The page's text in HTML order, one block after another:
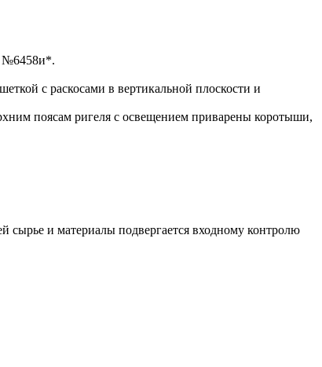
№6458и*.
с раскосами в вертикальной плоскости и
поясам ригеля с освещением приварены коротыши,
сырье и материалы подвергается входному контролю